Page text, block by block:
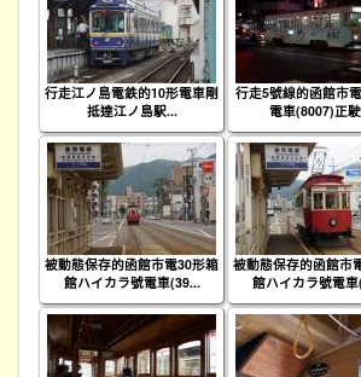
行走江ノ島電鉄的10形電車剛
抵達江ノ島駅...
行走5號線的函館市
電車(8007)正
被動態保存的函館市電30形箱
館ハイカラ號電車(39...
被動態保存的函館市
館ハイカラ號電